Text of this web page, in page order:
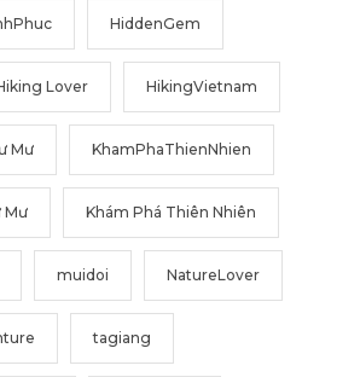
HiddenGem
Lover HikingVietnam
Mư KhamPhaThienNhien
Mư Khám Phá Thiên Nhiên
muidoi NatureLover
tagiang